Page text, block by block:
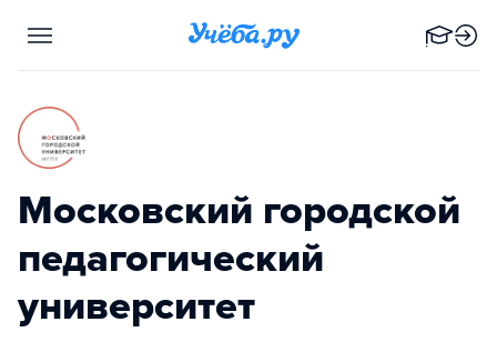
Московский городской
педагогический
университет